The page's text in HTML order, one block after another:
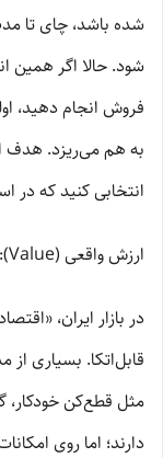
شده باشد، چای تا
شود. حالا اگر همین
فروش انجام دهید،
به هم می‌ریزد. هدف
انتخابی کنید که در
ارزش واقعی (Value): اقتصادی بخرید، نه ارزانِ پشیمان‌کننده
در بازار ایران،
قابل‌اتکا. بسیاری
دارند؛ اما روی